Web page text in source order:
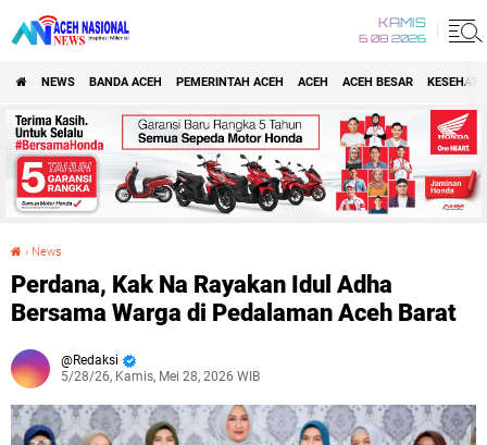
KAMIS
6 08 2026
NEWS BANDA ACEH PEMERINTAH ACEH ACEH ACEH BESAR
› News
Perdana, Kak Na Rayakan Idul Adha
Bersama Warga di Pedalaman Aceh Barat
Redaksi
5/28/26, Kamis, Mei 28, 2026 WIB